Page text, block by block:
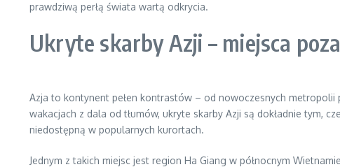
prawdziwą perłą świata wartą odkrycia.
Ukryte skarby Azji – miejsca
Azja to kontynent pełen kontrastów – od nowoczesnych
wakacjach z dala od tłumów, ukryte skarby Azji są dokładnie tym,
niedostępną w popularnych kurortach.
Jednym z takich miejsc jest region Ha Giang w północnym